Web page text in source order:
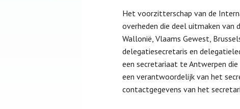
Het voorzitterschap van de
overheden die deel uitmaken van
Wallonië, Vlaams Gewest,
delegatiesecretaris en
een secretariaat te Antwerpen
een verantwoordelijk van het
contactgegevens van het